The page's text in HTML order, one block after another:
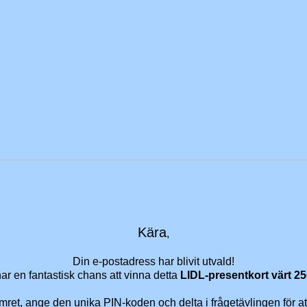
Kära,
Din e-postadress har blivit utvald!
en fantastisk chans att vinna detta LIDL-presentkort värt
ange den unika PIN-koden och delta i frågetävlingen för